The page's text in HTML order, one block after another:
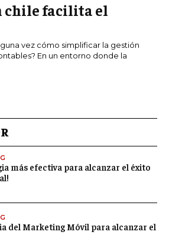
chile facilita el
vez cómo simplificar la gestión
En un entorno donde la
más efectiva para alcanzar el éxito
del Marketing Móvil para alcanzar el